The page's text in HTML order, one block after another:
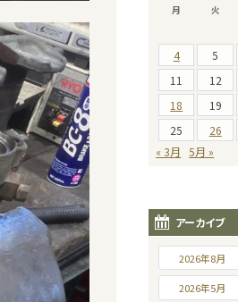
月 火
4
5
11
12
18
19
25
26
« 3月
5月 »
アーカイブ
2026年8月
2026年5月